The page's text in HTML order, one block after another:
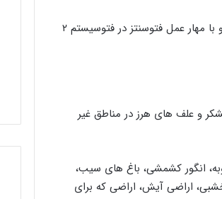
این علف کش سیستمیک پس از سمپاشی به تمام قسمت های گیاه منتقل شده و با مهار عمل فتوسنتز در فتوسيستم ۲
و علف های هرز در مناطق غير
انگور کشمشی، باغ‌ های سيب،
اراضی آيش، اراضی که برای